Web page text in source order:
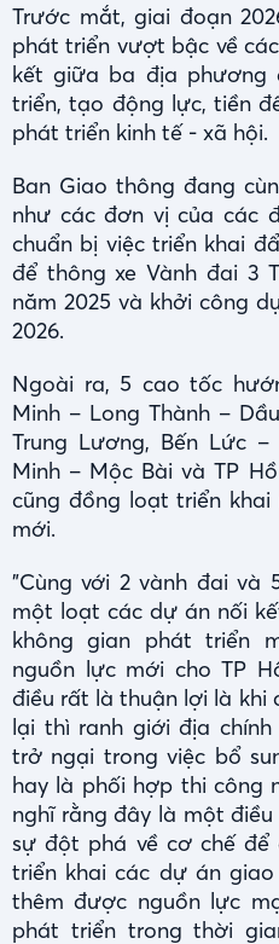
Trước mắt, giai đoạn
phát triển vượt bậc về
kết giữa ba địa phương
triển, tạo động lực, tiền
phát triển kinh tế - xã hội.
Ban Giao thông đang
như các đơn vị của các
chuẩn bị việc triển khai
để thông xe Vành đai 3
năm 2025 và khởi công
2026.
Ngoài ra, 5 cao tốc
Minh – Long Thành –
Trung Lương, Bến Lức
Minh – Mộc Bài và TP
cũng đồng loạt triển
mới.
"Cùng với 2 vành đai và
một loạt các dự án nối
không gian phát triển
nguồn lực mới cho TP
điều rất là thuận lợi là khi
lại thì ranh giới địa
trở ngại trong việc bổ
hay là phối hợp thi công
nghĩ rằng đây là một
sự đột phá về cơ chế để
triển khai các dự án
thêm được nguồn lực
phát triển trong thời